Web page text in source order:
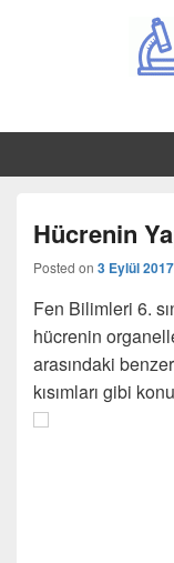
Hücrenin
Posted on 3 Eylül 2017
Fen Bilimleri 6.
hücrenin
arasındaki
kısımları gibi